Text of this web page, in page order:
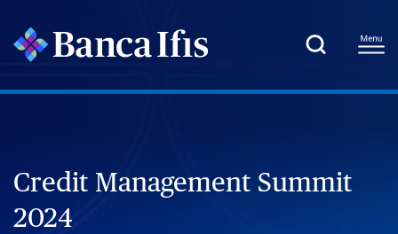
Credit Management Summit
2024